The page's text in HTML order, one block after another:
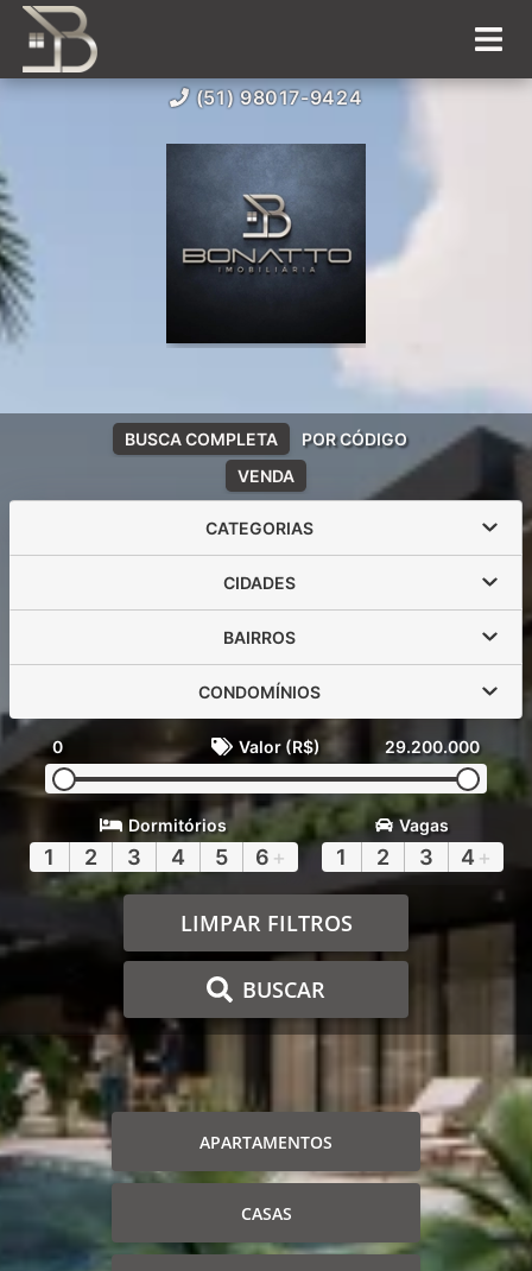
(51) 98017-9424
VENDA
BUSCA COMPLETA POR CÓDIGO
CATEGORIAS
CIDADES
BAIRROS
CONDOMÍNIOS
0 Valor (R$) 29.200.000
Dormitórios
1 2 3 4 5 6 +
Vagas
1 2 3 4 +
LIMPAR FILTROS
BUSCAR
APARTAMENTOS
CASAS